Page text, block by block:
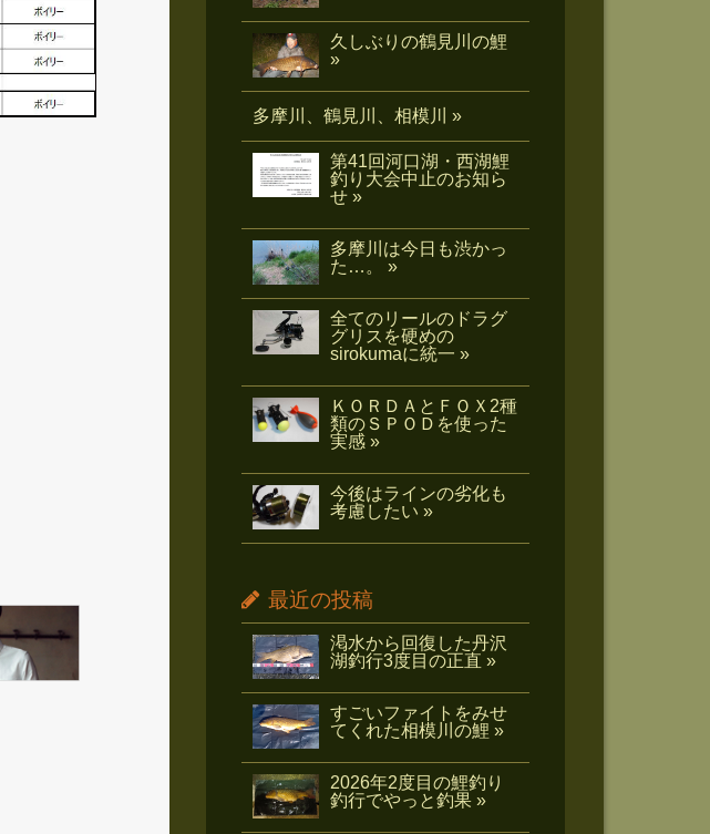
久しぶりの鶴見川の鯉
»
多摩川、鶴見川、相模川 »
第41回河口湖・西湖鯉
釣り大会中止のお知ら
せ »
多摩川は今日も渋かっ
た…。 »
全てのリールのドラグ
グリスを硬めの
sirokumaに統一 »
ＫＯＲＤＡとＦＯＸ2種
類のＳＰＯＤを使った
実感 »
今後はラインの劣化も
考慮したい »
最近の投稿
渇水から回復した丹沢
湖釣行3度目の正直 »
すごいファイトをみせ
てくれた相模川の鯉 »
2026年2度目の鯉釣り
釣行でやっと釣果 »